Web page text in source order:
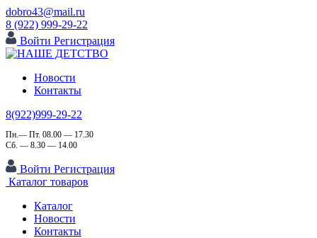
dobro43@mail.ru
8 (922) 999-29-22
Войти Регистрация
Новости
Контакты
8(922)999-29-22
Пн.— Пт. 08.00 — 17.30
Сб. — 8.30 — 14.00
Войти Регистрация
Каталог товаров
Каталог
Новости
Контакты